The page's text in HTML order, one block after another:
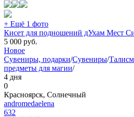
+ Ещё 1 фото
Кисет для подношений дУхам Мест
5 000 руб.
Новое
Сувениры, подарки/Сувениры/
предметы для магии/
4 дня
0
Красноярск, Солнечный
andromedaelena
632